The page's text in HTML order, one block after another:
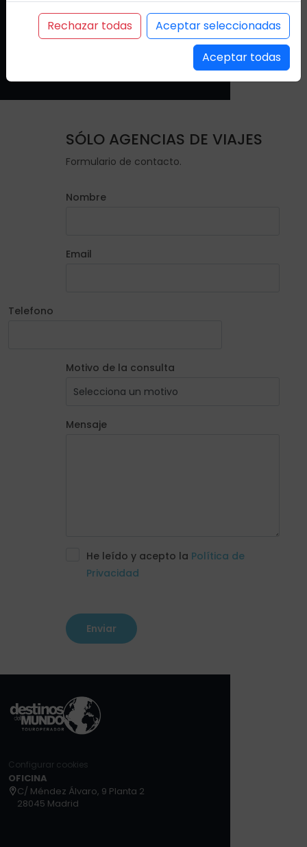
Teléfono
SÓLO AGENCIAS DE VIAJES
Formulario de contacto.
Nombre
Email
Telefono
Motivo de la consulta
Mensaje
He leído y acepto la Política de
Privacidad
Configurar cookies
OFICINA
C/ Méndez Álvaro, 9 Planta 2
28045 Madrid
Rechazar todas
Aceptar seleccionadas
Aceptar todas